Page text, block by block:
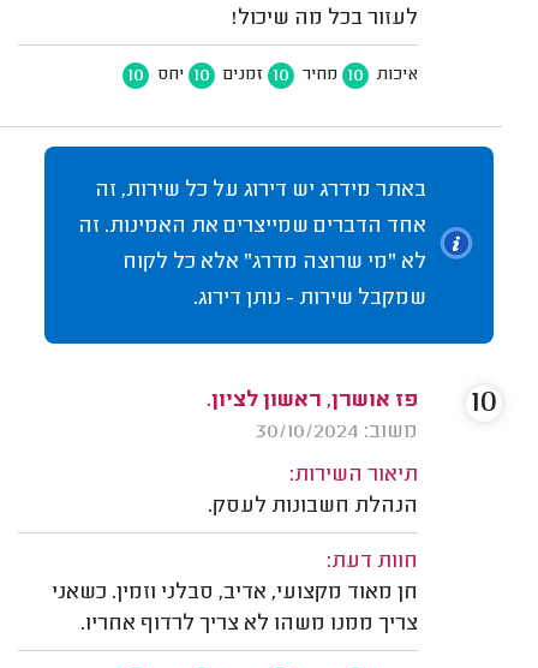
לעזור בכל מה שיכול!
איכות 10 מחיר 10 זמנים 10 יחס 10
באתר מידרג יש דירוג על כל שירות, זה
אחד הדברים שמייצרים את האמינות. זה
לא "מי שרוצה מדרג" אלא כל לקוח
שמקבל שירות - נותן דירוג.
פז אושרן, ראשון לציון.
משוב: 30/10/2024
תיאור השירות:
הנהלת חשבונות לעסק.
חוות דעת:
חן מאוד מקצועי, אדיב, סבלני וזמין. כשאני
צריך ממנו משהו לא צריך לרדוף אחריו.
10